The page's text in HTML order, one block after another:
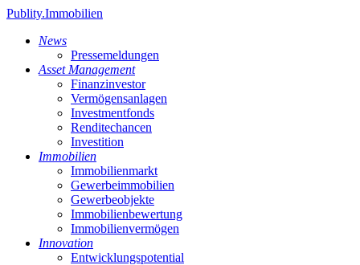
Publity.Immobilien
News
Pressemeldungen
Asset Management
Finanzinvestor
Vermögensanlagen
Investmentfonds
Renditechancen
Investition
Immobilien
Immobilienmarkt
Gewerbeimmobilien
Gewerbeobjekte
Immobilienbewertung
Immobilienvermögen
Innovation
Entwicklungspotential